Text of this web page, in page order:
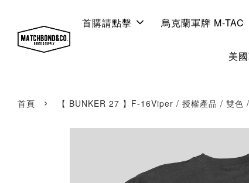
首購請點擊 烏克蘭軍牌 M-TAC
美
首頁 › 【 BUNKER 27 】F-16Viper / 授權產品 / 雙色